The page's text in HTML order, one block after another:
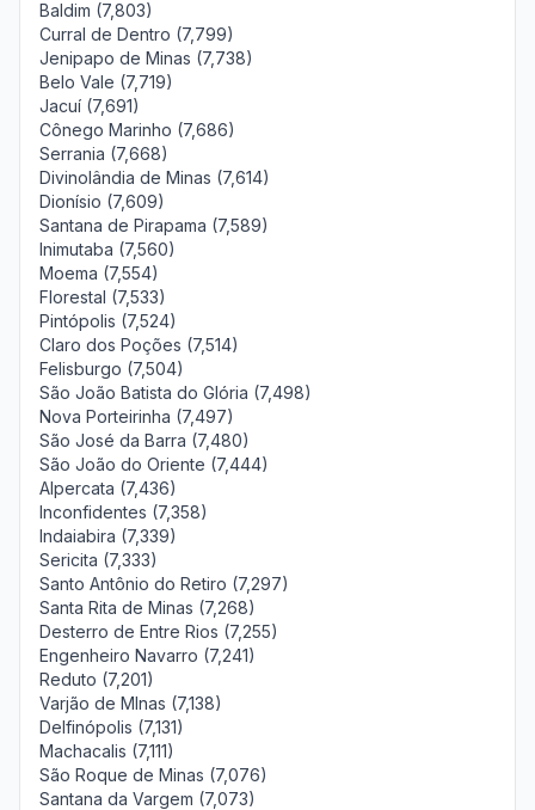
Baldim (7,803)
Curral de Dentro (7,799)
Jenipapo de Minas (7,738)
Belo Vale (7,719)
Jacuí (7,691)
Cônego Marinho (7,686)
Serrania (7,668)
Divinolândia de Minas (7,614)
Dionísio (7,609)
Santana de Pirapama (7,589)
Inimutaba (7,560)
Moema (7,554)
Florestal (7,533)
Pintópolis (7,524)
Claro dos Poções (7,514)
Felisburgo (7,504)
São João Batista do Glória (7,498)
Nova Porteirinha (7,497)
São José da Barra (7,480)
São João do Oriente (7,444)
Alpercata (7,436)
Inconfidentes (7,358)
Indaiabira (7,339)
Sericita (7,333)
Santo Antônio do Retiro (7,297)
Santa Rita de Minas (7,268)
Desterro de Entre Rios (7,255)
Engenheiro Navarro (7,241)
Reduto (7,201)
Varjão de MInas (7,138)
Delfinópolis (7,131)
Machacalis (7,111)
São Roque de Minas (7,076)
Santana da Vargem (7,073)